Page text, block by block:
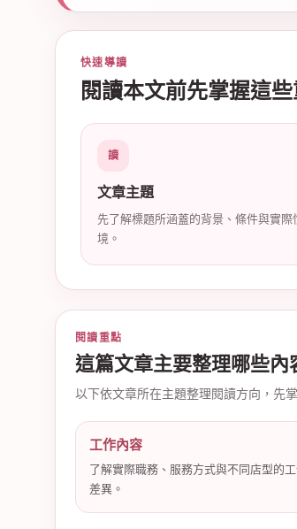
店
快速導讀
閱讀本文前先掌握這
讀
文章主題
先了解標題所涵蓋的背景、條件與實際
境。
閱讀重點
這篇文章主要整理哪些內
以下依文章所在主題整理閱讀方向，先
工作內容
了解實際職務、服務方式與不同店型的
差異。